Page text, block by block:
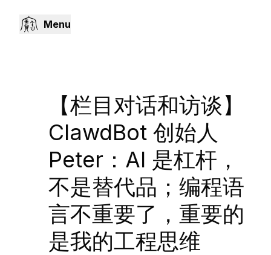
Menu
【栏目对话和访谈】
ClawdBot 创始人
Peter：AI 是杠杆，
不是替代品；编程语
言不重要了，重要的
是我的工程思维